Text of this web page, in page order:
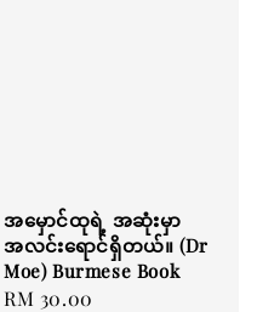
အမှောင်ထုရဲ့ အဆုံးမှာ
အလင်းရောင်ရှိတယ်။ (Dr
Moe) Burmese Book
Regular
RM 30.00